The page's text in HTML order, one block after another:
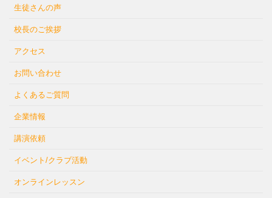
生徒さんの声
校長のご挨拶
アクセス
お問い合わせ
よくあるご質問
企業情報
講演依頼
イベント/クラブ活動
オンラインレッスン